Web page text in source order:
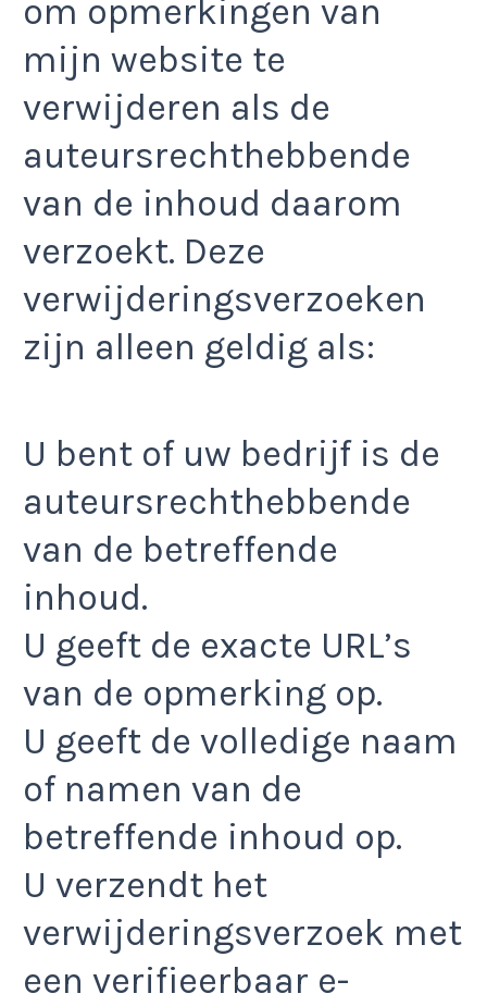
om opmerkingen van
mijn website te
verwijderen als de
auteursrechthebbende
van de inhoud daarom
verzoekt. Deze
verwijderingsverzoeken
zijn alleen geldig als:
U bent of uw bedrijf is de
auteursrechthebbende
van de betreffende
inhoud.
U geeft de exacte URL’s
van de opmerking op.
U geeft de volledige naam
of namen van de
betreffende inhoud op.
U verzendt het
verwijderingsverzoek met
een verifieerbaar e-